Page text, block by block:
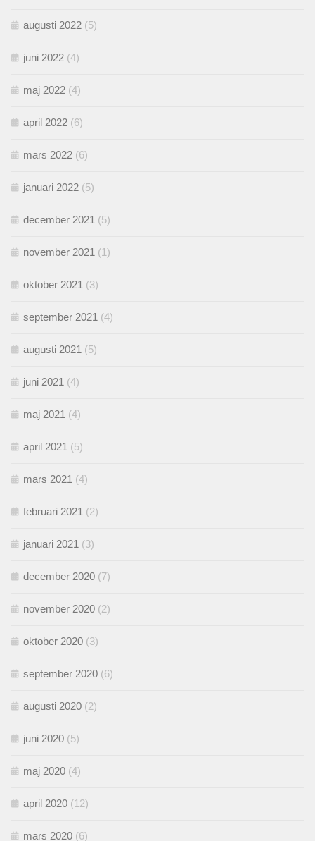
augusti 2022 (5)
juni 2022 (4)
maj 2022 (4)
april 2022 (6)
mars 2022 (6)
januari 2022 (5)
december 2021 (5)
november 2021 (1)
oktober 2021 (3)
september 2021 (4)
augusti 2021 (5)
juni 2021 (4)
maj 2021 (4)
april 2021 (5)
mars 2021 (4)
februari 2021 (2)
januari 2021 (3)
december 2020 (7)
november 2020 (2)
oktober 2020 (3)
september 2020 (6)
augusti 2020 (2)
juni 2020 (5)
maj 2020 (4)
april 2020 (12)
mars 2020 (6)